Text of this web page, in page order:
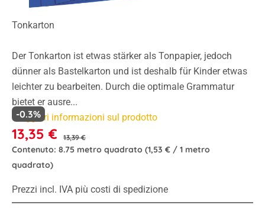
Tonkarton
Der Tonkarton ist etwas stärker als Tonpapier, jedoch
dünner als Bastelkarton und ist deshalb für Kinder etwas
leichter zu bearbeiten. Durch die optimale Grammatur
bietet er ausre...
Maggiori informazioni sul prodotto
13,35 € 13,39 €
-0.3%
Contenuto: 8.75 metro quadrato (1,53 € / 1 metro
quadrato)
Prezzi incl. IVA più costi di spedizione